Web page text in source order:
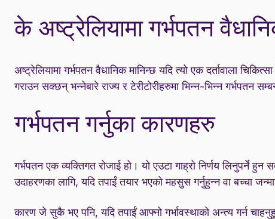
के अष्ट्रेलियामा गर्भपतन
अष्ट्रेलियामा गर्भपतन वैधानिक मानिन्छ यदि त्यो एक दर्तावाला
गराउन सक्छन् भन्नेबारे राज्य र टेरीटोरीहरुमा भिन्न-भिन्न गर्भपतन
गर्भपतन गर्नुका कारणहरु
गर्भपतन एक व्यक्तिगत रोजाई हो। यो एउटा गाह्रो निर्णय लिनुपर्ने
उदाहरणका लागि, यदि तपाईं तयार भएको महसुस गर्नुहुन्न वा बच्चा
कारण जे सुकै भए पनि, यदि तपाईं आफ्नो गर्भावस्थाको अन्त्य गर्न